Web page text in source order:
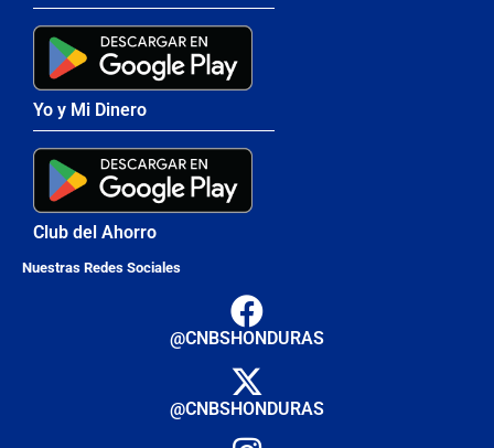
Yo y Mi Dinero
Club del Ahorro
Nuestras Redes Sociales
@CNBSHONDURAS
@CNBSHONDURAS